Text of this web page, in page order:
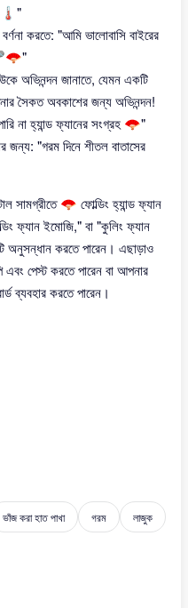
করতে: "আমি ভালোবাসি বাইরের
অভিনন্দন জানাতে, যেমন একটি
সৈকত অবকাশের জন্য অভিনন্দন!
না হ্যান্ড ফ্যানের সংগ্রহ 🪭"
জন্য: "গরম দিনে শীতল বাতাসের
সামগ্রীতে 🪭 ফোল্ডিং হ্যান্ড ফ্যান
ফ্যান ইমোজি," বা "কুলিং ফ্যান
অনুসন্ধান করতে পারেন। এছাড়াও
পেস্ট করতে পারেন বা আপনার
ব্যবহার করতে পারেন।
ভাঁজ করা হাত পাখা গরম লাজুক